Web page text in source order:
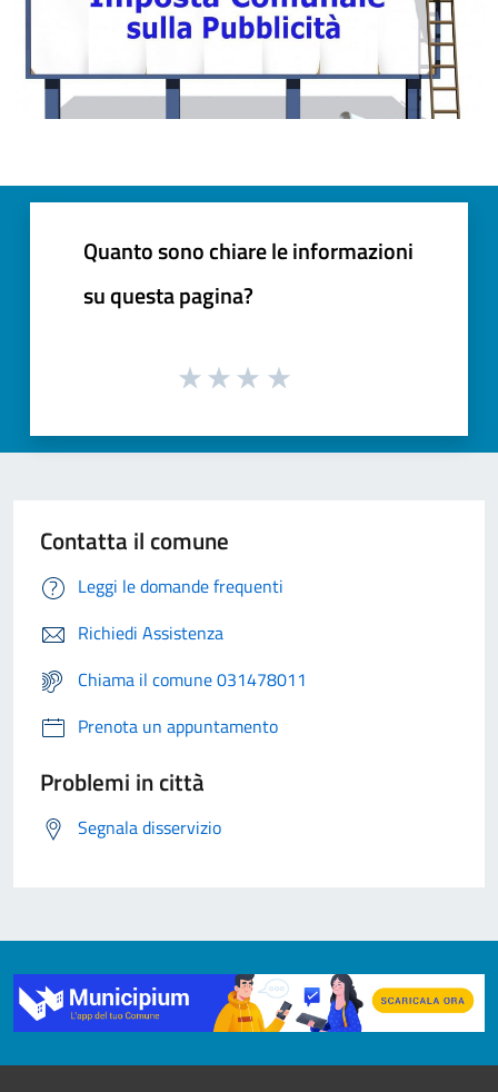
Quanto sono chiare le informazioni
su questa pagina?
Contatta il comune
Leggi le domande frequenti
Richiedi Assistenza
Chiama il comune 031478011
Prenota un appuntamento
Problemi in città
Segnala disservizio